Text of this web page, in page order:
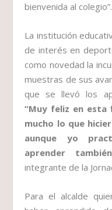
bienvenida al colegio”.
La institución
de interés en
como novedad la
muestras de sus
que se llevó los
“Muy feliz en esta
mucho lo que
aunque yo
aprender
integrante de la
Para el alcalde